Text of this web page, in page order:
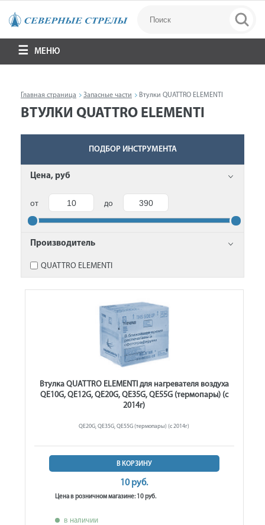
МЕНЮ
Главная страница Запасные части Втулки QUATTRO ELEMENTI
ВТУЛКИ QUATTRO ELEMENTI
ПОДБОР ИНСТРУМЕНТА
Цена, руб
от до
Производитель
QUATTRO ELEMENTI
Втулка QUATTRO ELEMENTI для нагревателя воздуха
QE10G, QE12G, QE20G, QE35G, QE55G (термопары) (с
2014г)
QE20G, QE35G, QE55G (термопары) (с 2014г)
В КОРЗИНУ
10 руб.
Цена в розничном магазине: 10 руб.
в наличии